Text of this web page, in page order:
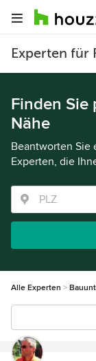
Experten für
Finden Sie
Nähe
Beantworten Sie
Experten, die
Alle Experten